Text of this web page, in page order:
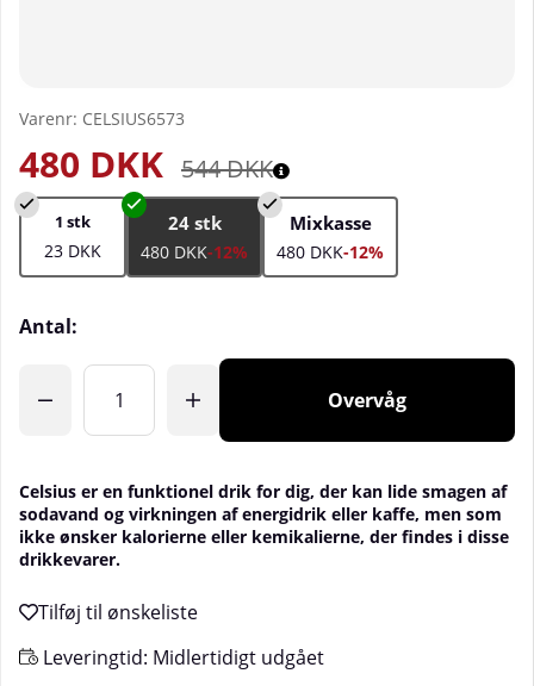
Varenr: CELSIUS6573
544DKK
480 DKK
1 stk
23 DKK
24 stk
480 DKK-12%
Mixkasse
480 DKK-12%
Antal:
Overvåg
Celsius er en funktionel drik for dig, der kan lide smagen af
sodavand og virkningen af energidrik eller kaffe, men som
ikke ønsker kalorierne eller kemikalierne, der findes i disse
drikkevarer.
Leveringtid: Midlertidigt udgået